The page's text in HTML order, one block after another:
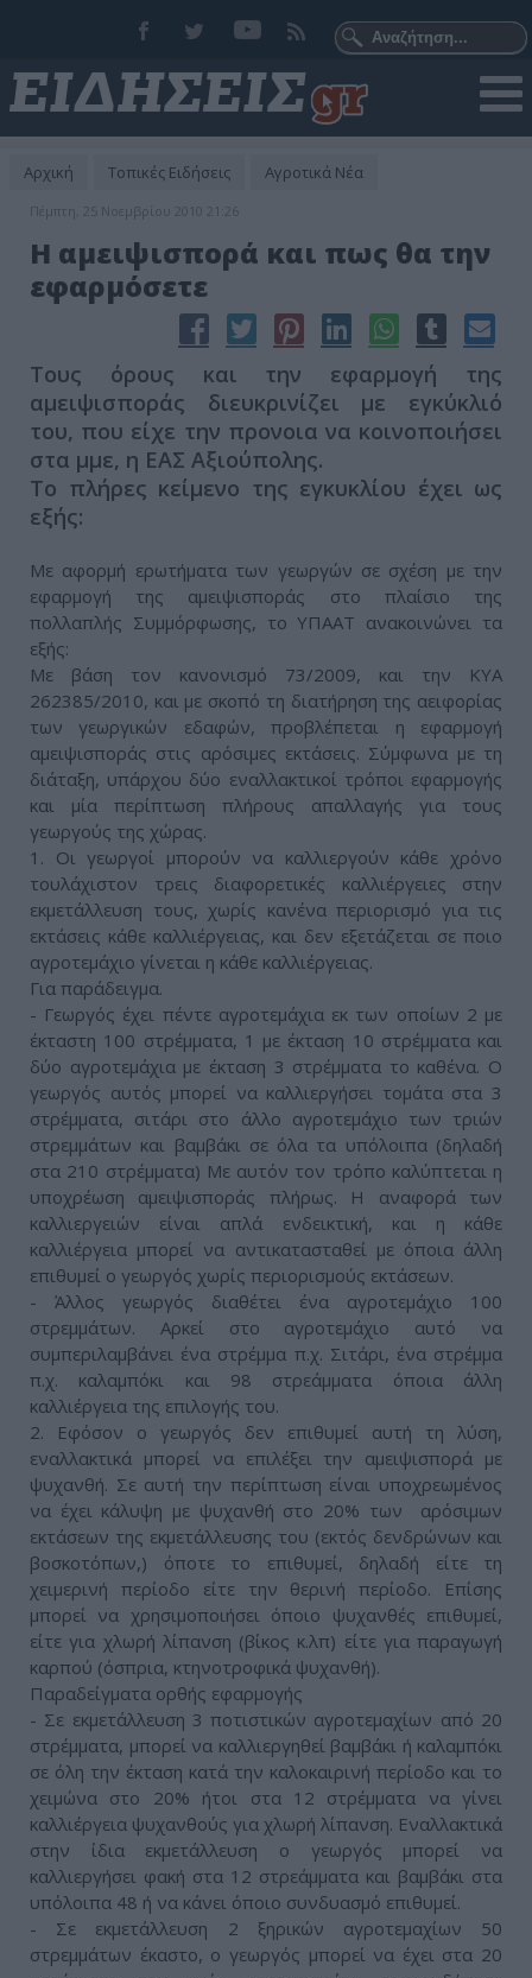
Αρχική Τοπικές Ειδήσεις Αγροτικά Νέα
Πέμπτη, 25 Νοεμβρίου 2010 21:26
Η αμειψισπορά και πως θα την
εφαρμόσετε
Τους όρους και την εφαρμογή της
αμειψισποράς διευκρινίζει με εγκύκλιό
του, που είχε την προνοια να κοινοποιήσει
στα μμε, η ΕΑΣ Αξιούπολης.
Το πλήρες κείμενο της εγκυκλίου έχει ως
εξής:
Με αφορμή ερωτήματα των γεωργών σε σχέση με την
εφαρμογή της αμειψισποράς στο πλαίσιο της
πολλαπλής Συμμόρφωσης, το ΥΠΑΑΤ ανακοινώνει τα
εξής:
Με βάση τον κανονισμό 73/2009, και την ΚΥΑ
262385/2010, και με σκοπό τη διατήρηση της αειφορίας
των γεωργικών εδαφών, προβλέπεται η εφαρμογή
αμειψισποράς στις αρόσιμες εκτάσεις. Σύμφωνα με τη
διάταξη, υπάρχου δύο εναλλακτικοί τρόποι εφαρμογής
και μία περίπτωση πλήρους απαλλαγής για τους
γεωργούς της χώρας.
1. Οι γεωργοί μπορούν να καλλιεργούν κάθε χρόνο
τουλάχιστον τρεις διαφορετικές καλλιέργειες στην
εκμετάλλευση τους, χωρίς κανένα περιορισμό για τις
εκτάσεις κάθε καλλιέργειας, και δεν εξετάζεται σε ποιο
αγροτεμάχιο γίνεται η κάθε καλλιέργειας.
Για παράδειγμα.
- Γεωργός έχει πέντε αγροτεμάχια εκ των οποίων 2 με
έκταστη 100 στρέμματα, 1 με έκταση 10 στρέμματα και
δύο αγροτεμάχια με έκταση 3 στρέμματα το καθένα. Ο
γεωργός αυτός μπορεί να καλλιεργήσει τομάτα στα 3
στρέμματα, σιτάρι στο άλλο αγροτεμάχιο των τριών
στρεμμάτων και βαμβάκι σε όλα τα υπόλοιπα (δηλαδή
στα 210 στρέμματα) Με αυτόν τον τρόπο καλύπτεται η
υποχρέωση αμειψισποράς πλήρως. Η αναφορά των
καλλιεργειών είναι απλά ενδεικτική, και η κάθε
καλλιέργεια μπορεί να αντικατασταθεί με όποια άλλη
επιθυμεί ο γεωργός χωρίς περιορισμούς εκτάσεων.
- Άλλος γεωργός διαθέτει ένα αγροτεμάχιο 100
στρεμμάτων. Αρκεί στο αγροτεμάχιο αυτό να
συμπεριλαμβάνει ένα στρέμμα π.χ. Σιτάρι, ένα στρέμμα
π.χ. καλαμπόκι και 98 στρεάμματα όποια άλλη
καλλιέργεια της επιλογής του.
2. Εφόσον ο γεωργός δεν επιθυμεί αυτή τη λύση,
εναλλακτικά μπορεί να επιλέξει την αμειψισπορά με
ψυχανθή. Σε αυτή την περίπτωση είναι υποχρεωμένος
να έχει κάλυψη με ψυχανθή στο 20% των αρόσιμων
εκτάσεων της εκμετάλλευσης του (εκτός δενδρώνων και
βοσκοτόπων,) όποτε το επιθυμεί, δηλαδή είτε τη
χειμερινή περίοδο είτε την θερινή περίοδο. Επίσης
μπορεί να χρησιμοποιήσει όποιο ψυχανθές επιθυμεί,
είτε για χλωρή λίπανση (βίκος κ.λπ) είτε για παραγωγή
καρπού (όσπρια, κτηνοτροφικά ψυχανθή).
Παραδείγματα ορθής εφαρμογής
- Σε εκμετάλλευση 3 ποτιστικών αγροτεμαχίων από 20
στρέμματα, μπορεί να καλλιεργηθεί βαμβάκι ή καλαμπόκι
σε όλη την έκταση κατά την καλοκαιρινή περίοδο και το
χειμώνα στο 20% ήτοι στα 12 στρέμματα να γίνει
καλλιέργεια ψυχανθούς για χλωρή λίπανση. Εναλλακτικά
στην ίδια εκμετάλλευση ο γεωργός μπορεί να
καλλιεργήσει φακή στα 12 στρεάμματα και βαμβάκι στα
υπόλοιπα 48 ή να κάνει όποιο συνδυασμό επιθυμεί.
- Σε εκμετάλλευση 2 ξηρικών αγροτεμαχίων 50
στρεμμάτων έκαστο, ο γεωργός μπορεί να έχει στα 20